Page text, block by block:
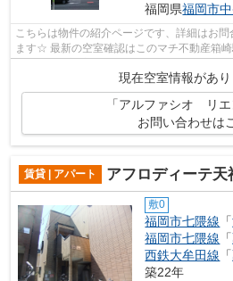
福岡県福岡市
こちらは物件の紹介ページです、詳細はお
ます☆ 最新の空室確認はこのマチ不動産箱
す！迅速に対応致します！！！！！♪
現在空室情報があり
「アルファシオ リ
お問い合わせは
賃貸 | アパート アフロディーテ天
敷0
福岡市七隈線 「
福岡市七隈線 「
西鉄大牟田線 「
築22年